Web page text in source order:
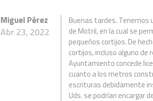
Miguel Pérez
Abr 23, 2022
Buenas tardes. Tenemos
de Motril, en la cual se
pequeños cortijos. De
cortijos, incluso alguno de
Ayuntamiento concede
cuanto a los metros
escrituras debidamente
Uds. se podrían encargar